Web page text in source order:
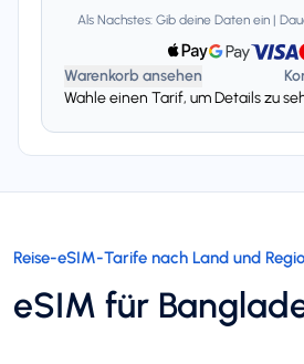
Als Nachstes: Gib deine Daten ein |
Warenkorb ansehen
Wahle einen Tarif, um Details zu
Reise-eSIM-Tarife nach Land und
eSIM für